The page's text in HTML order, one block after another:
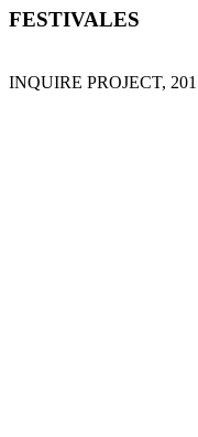
FESTIVALES
INQUIRE PROJECT,